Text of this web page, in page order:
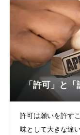
「許可」と「
許可は願いを許す
味として大きな違